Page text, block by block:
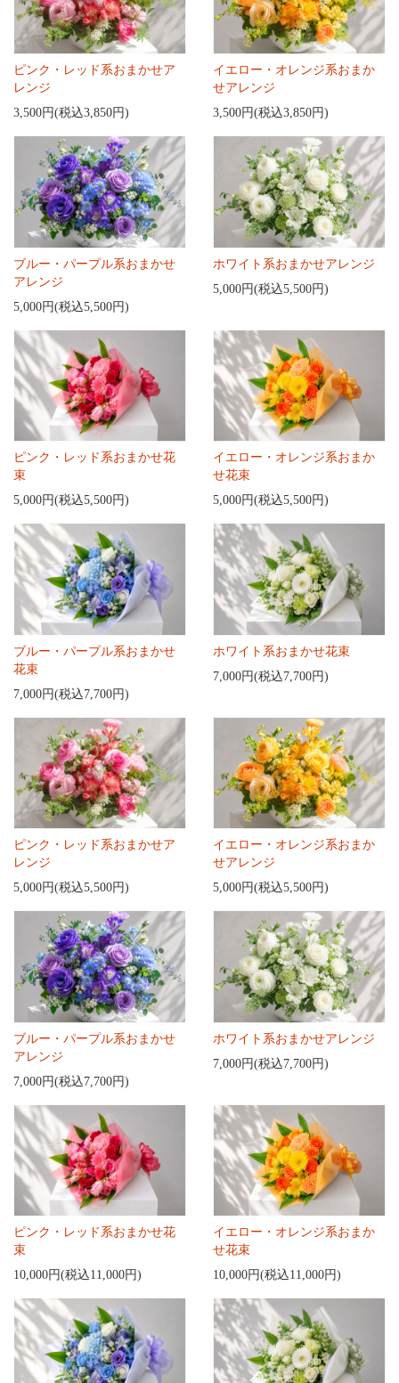
ピンク・レッド系おまかせア
レンジ
3,500円(税込3,850円)
イエロー・オレンジ系おまか
せアレンジ
3,500円(税込3,850円)
ブルー・パープル系おまかせ
アレンジ
5,000円(税込5,500円)
ホワイト系おまかせアレンジ
5,000円(税込5,500円)
ピンク・レッド系おまかせ花
束
5,000円(税込5,500円)
イエロー・オレンジ系おまか
せ花束
5,000円(税込5,500円)
ブルー・パープル系おまかせ
花束
7,000円(税込7,700円)
ホワイト系おまかせ花束
7,000円(税込7,700円)
ピンク・レッド系おまかせア
レンジ
5,000円(税込5,500円)
イエロー・オレンジ系おまか
せアレンジ
5,000円(税込5,500円)
ブルー・パープル系おまかせ
アレンジ
7,000円(税込7,700円)
ホワイト系おまかせアレンジ
7,000円(税込7,700円)
ピンク・レッド系おまかせ花
束
10,000円(税込11,000円)
イエロー・オレンジ系おまか
せ花束
10,000円(税込11,000円)